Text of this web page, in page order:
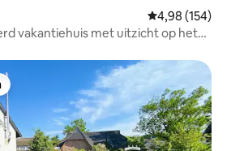
Gemiddelde
4,98 (154)
vakantiehuis met uitzicht op het